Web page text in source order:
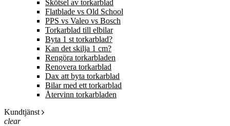
Skötsel av torkarblad
Flatblade vs Old School
PPS vs Valeo vs Bosch
Torkarblad till elbilar
Byta 1 st torkarblad?
Kan det skilja 1 cm?
Rengöra torkarbladen
Renovera torkarblad
Dax att byta torkarblad
Bilar med ett torkarblad
Återvinn torkarbladen
Kundtjänst
clear